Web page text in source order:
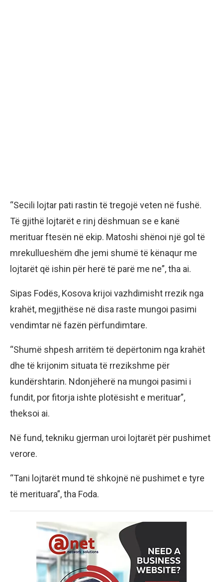
“Secili lojtar pati rastin të tregojë veten në fushë.
Të gjithë lojtarët e rinj dëshmuan se e kanë
merituar ftesën në ekip. Matoshi shënoi një gol të
mrekullueshëm dhe jemi shumë të kënaqur me
lojtarët që ishin për herë të parë me ne”, tha ai.
Sipas Fodës, Kosova krijoi vazhdimisht rrezik nga
krahët, megjithëse në disa raste mungoi pasimi
vendimtar në fazën përfundimtare.
“Shumë shpesh arritëm të depërtonim nga krahët
dhe të krijonim situata të rrezikshme për
kundërshtarin. Ndonjëherë na mungoi pasimi i
fundit, por fitorja ishte plotësisht e merituar”,
theksoi ai.
Në fund, tekniku gjerman uroi lojtarët për pushimet
verore.
“Tani lojtarët mund të shkojnë në pushimet e tyre
të merituara”, tha Foda.